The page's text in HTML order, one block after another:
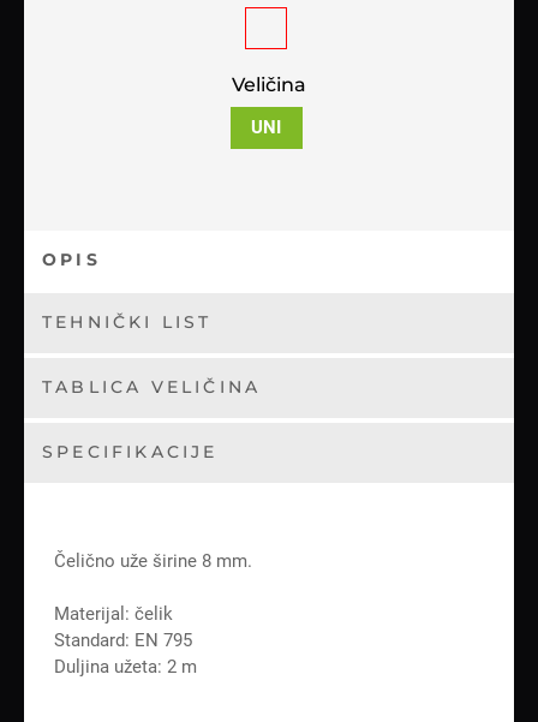
Veličina
UNI
OPIS
TEHNIČKI LIST
TABLICA VELIČINA
SPECIFIKACIJE
Čelično uže širine 8 mm.
Materijal: čelik
Standard: EN 795
Duljina užeta: 2 m